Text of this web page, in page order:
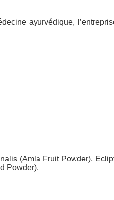
ayurvédique,
(Amla Fruit Powder),
Powder).